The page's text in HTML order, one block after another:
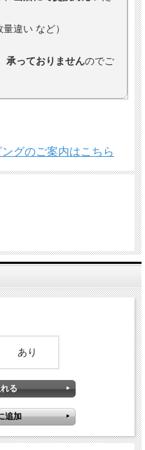
違い など）
承っておりませんのでご
グのご案内はこちら
あり